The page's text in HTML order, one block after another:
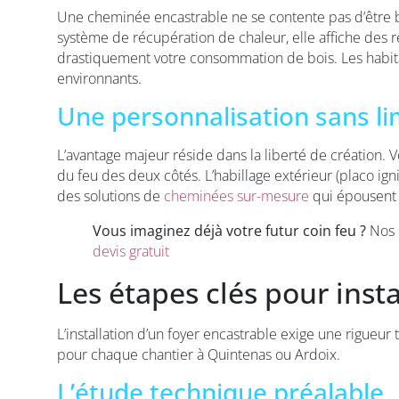
Une cheminée encastrable ne se contente pas
système de récupération de chaleur, elle affiche des
drastiquement votre consommation de bois. Les
environnants.
Une personnalisation sans
L’avantage majeur réside dans la liberté de
du feu des deux côtés. L’habillage extérieur (placo
des solutions de cheminées sur-mesure qui
Vous imaginez déjà votre futur coin feu ?
devis gratuit
Les étapes clés pour
L’installation d’un foyer encastrable exige une
pour chaque chantier à Quintenas ou Ardoix.
L’étude technique préalable